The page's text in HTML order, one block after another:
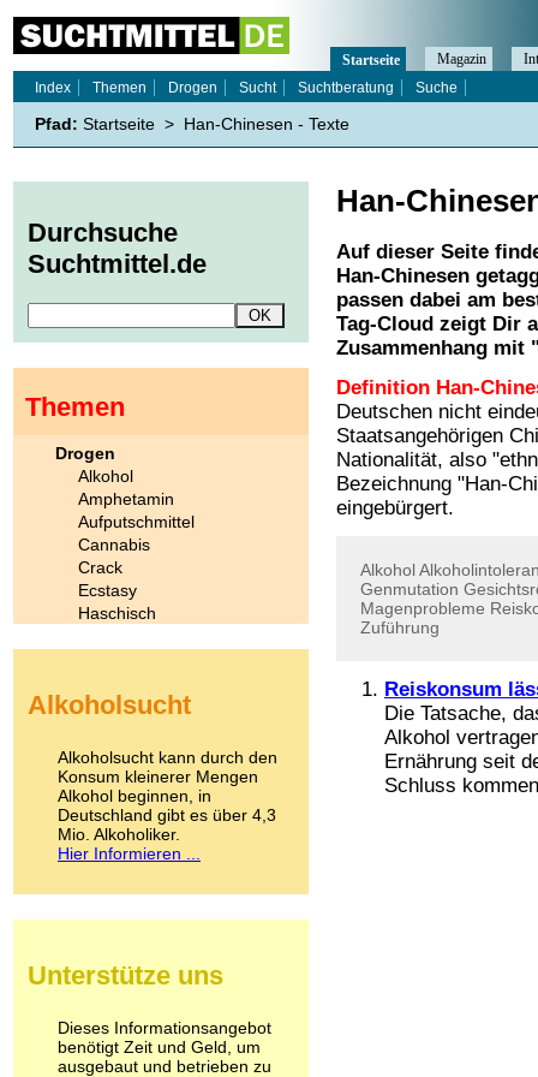
Han-
Auf dieser Seite
Han-Chinesen
passen dabei am
Tag-Cloud zeigt Dir
Zusammenhang mit
Definition Han-
Deutschen nicht
Staatsangehörigen
Nationalität, also
Bezeichnung "Han-
eingebürgert.
Alkohol
Genmutation
Magenprobleme
Zuführung
Reiskonsum
Die Tatsache,
Alkohol
Ernährung seit
Schluss
Startseite Magazin
Index
Themen Drogen Sucht Suchtberatung Suche
Pfad: Startseite > Han-Chinesen - Texte
Durchsuche
Suchtmittel.de
Themen
Drogen
Alkohol
Amphetamin
Aufputschmittel
Cannabis
Crack
Ecstasy
Haschisch
Kokain
LSD
Marihuana
Medikamente
Meskalin
Metamphetamin
Methadon
Pilze
Psychopharmaka
Schlafmittel
Schmerzmittel
Alkoholsucht
Alkoholsucht kann durch den
Konsum kleinerer Mengen
Alkohol beginnen, in
Deutschland gibt es über 4,3
Mio. Alkoholiker.
Hier Informieren ...
Unterstütze uns
Dieses Informationsangebot
benötigt Zeit und Geld, um
ausgebaut und betrieben zu